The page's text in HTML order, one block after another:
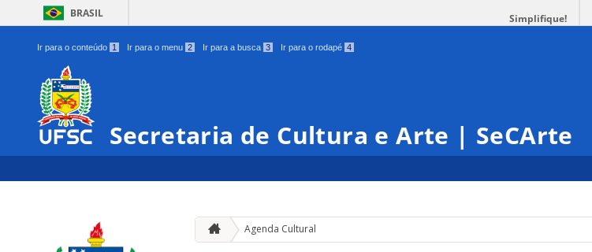
BRASIL Simplifique!
Ir para o conteúdo 1 Ir para o menu 2 Ir para a busca 3 Ir para o rodapé 4
Secretaria de Cultura e Arte | SeCArte
Agenda Cultural